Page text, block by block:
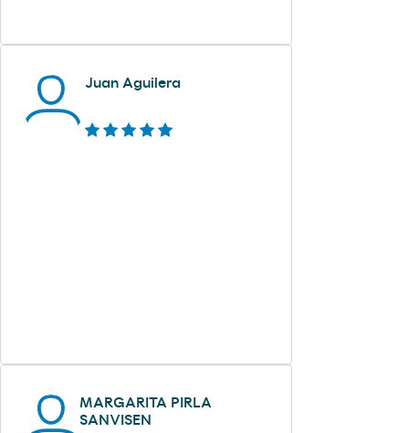
Juan Aguilera
MARGARITA PIRLA
SANVISEN